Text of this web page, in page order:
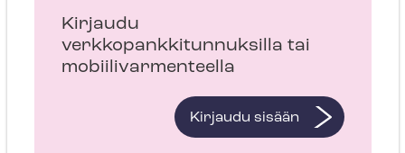
Kirjaudu
verkkopankkitunnuksilla tai
mobiilivarmenteella
Kirjaudu sisään